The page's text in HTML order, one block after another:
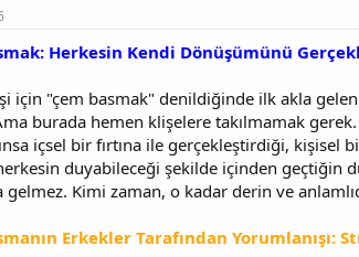
Herkesin Kendi Dönüşümünü
için "çem basmak" denildiğinde ilk akla gelen
burada hemen klişelere takılmamak
içsel bir fırtına ile gerçekleştirdiği,
duyabileceği şekilde içinden
gelmez. Kimi zaman, o kadar derin ve
Erkekler Tarafından Yorumlanışı: